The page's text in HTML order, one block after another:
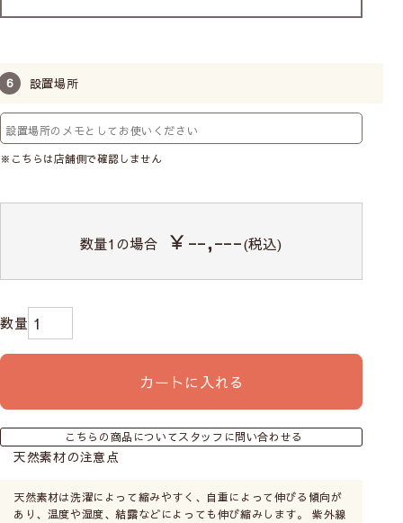
カフェカーテンの幅と高さ(丈)について
設置場所
※こちらは店舗側で確認しません
数量1の場合 ￥--,---(税込)
カートに入れる
こちらの商品についてスタッフに問い合わせる
天然素材の注意点
天然素材は洗濯によって縮みやすく、自重によって伸びる傾向が
あり、温度や湿度、結露などによっても伸び縮みします。 紫外線